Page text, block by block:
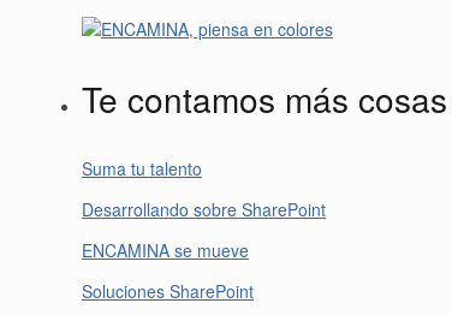
Te contamos más cosas
Suma tu talento
Desarrollando sobre SharePoint
ENCAMINA se mueve
Soluciones SharePoint